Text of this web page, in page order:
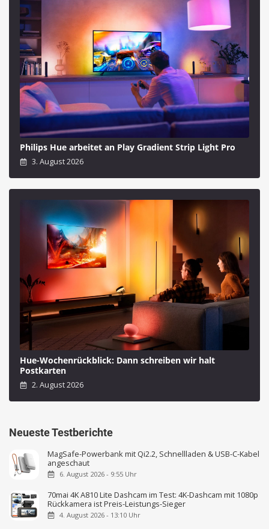
Philips Hue arbeitet an Play Gradient Strip Light Pro
3. August 2026
Hue-Wochenrückblick: Dann schreiben wir halt
Postkarten
2. August 2026
Neueste Testberichte
MagSafe-Powerbank mit Qi2.2, Schnellladen & USB-C-Kabel
angeschaut
6. August 2026 - 9:55 Uhr
70mai 4K A810 Lite Dashcam im Test: 4K-Dashcam mit 1080p
Rückkamera ist Preis-Leistungs-Sieger
4. August 2026 - 13:10 Uhr